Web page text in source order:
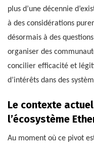
plus d’une décennie
à des considérations
désormais à des
organiser des
concilier efficacité et
d’intérêts dans des
Le contexte
l’écosystème
Au moment où ce pivot